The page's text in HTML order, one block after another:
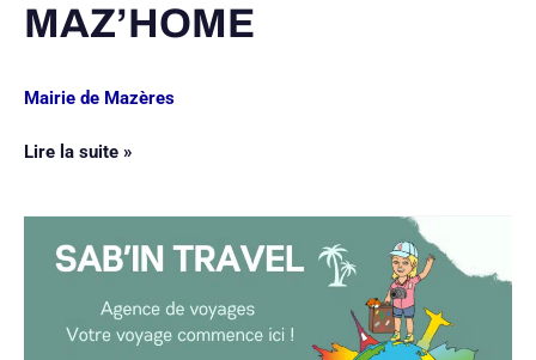
MAZ’HOME
Mairie de Mazères
Lire la suite »
TRAVEL